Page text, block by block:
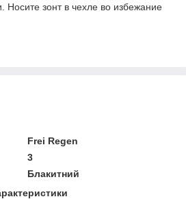
Носите зонт в чехле во избежание
Frei Regen
3
Блакитний